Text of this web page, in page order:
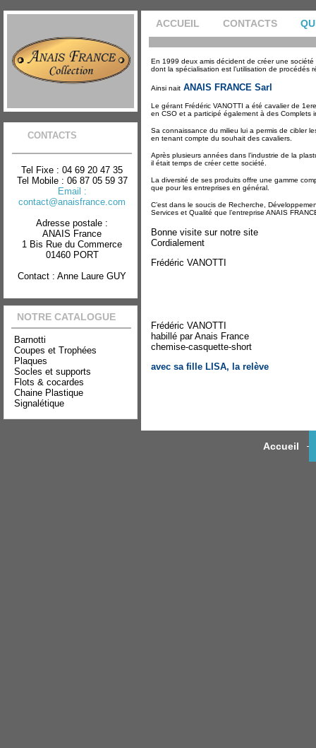
CONTACTS
Tel Fixe : 04 69 20 47 35
Tel Mobile : 06 87 05 59 37
Email :
contact@anaisfrance.com
Adresse postale :
ANAIS France
1 Bis Rue du Commerce
01460 PORT
Contact : Anne Laure GUY
NOTRE CATALOGUE
Barnotti
Coupes et Trophées
Plaques
Socles et supports
Flots & cocardes
Chaine Plastique
Signalétique
ACCUEIL CONTACTS
En 1999 deux amis décident de créer une société
dont la spécialisation est l’utilisation de procédés
Ainsi nait ANAIS FRANCE Sarl
Le gérant Frédéric VANOTTI a été cavalier de
en CSO et a participé également à des Complets
Sa connaissance du milieu lui a permis de cibler
en tenant compte du souhait des cavaliers.
Après plusieurs années dans l’industrie de la
il était temps de créer cette société.
La diversité de ses produits offre une gamme
que pour les entreprises en général.
C’est dans le soucis de Recherche,
Services et Qualité que l’entreprise ANAIS
Bonne visite sur notre site
Cordialement
Frédéric VANOTTI
Frédéric VANOTTI
habillé par Anais France
chemise-casquette-short
avec sa fille LISA, la relève
Accueil